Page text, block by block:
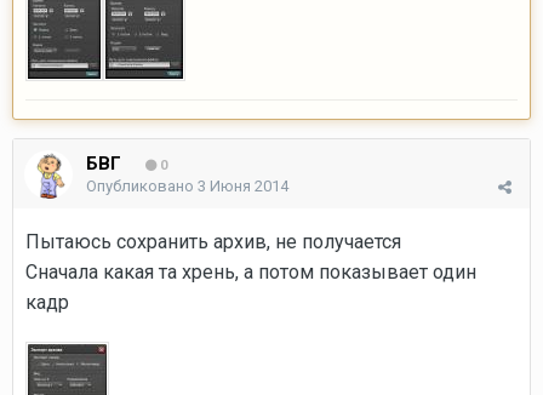
БВГ 0
Опубликовано 3 Июня 2014
Пытаюсь сохранить архив, не получается
Сначала какая та хрень, а потом показывает один
кадр